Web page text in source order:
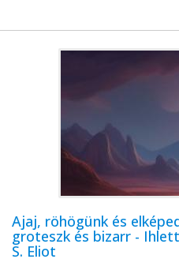
Ajaj, röhögünk és
groteszk és bizarr -
S. Eliot